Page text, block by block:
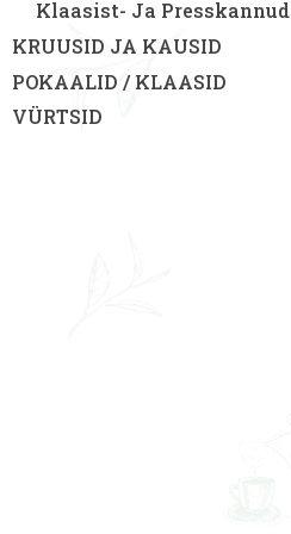
Klaasist- Ja Presskannud
KRUUSID JA KAUSID
POKAALID / KLAASID
VÜRTSID